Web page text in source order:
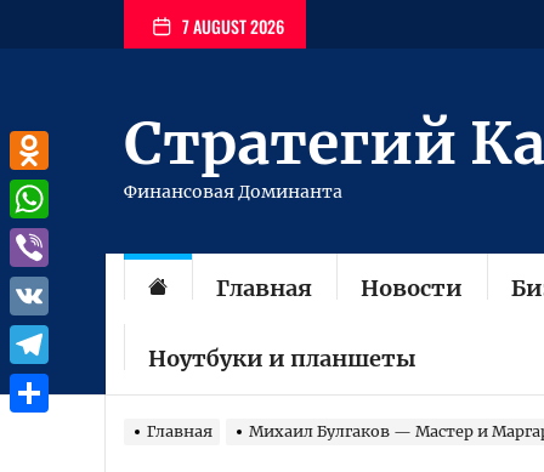
7 AUGUST 2026
Стратегий
Финансовая Доминанта
Главная Новости
Ноутбуки и планшеты
Главная Михаил Булгаков — Мастер и
Odnoklassniki
WhatsApp
Viber
VK
Telegram